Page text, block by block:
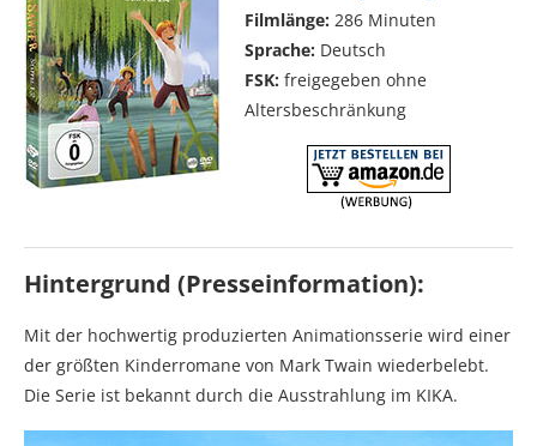
Filmlänge: 286 Minuten
Sprache: Deutsch
FSK: freigegeben ohne
Altersbeschränkung
Hintergrund (Presseinformation):
Mit der hochwertig produzierten Animationsserie wird einer
der größten Kinderromane von Mark Twain wiederbelebt.
Die Serie ist bekannt durch die Ausstrahlung im KIKA.